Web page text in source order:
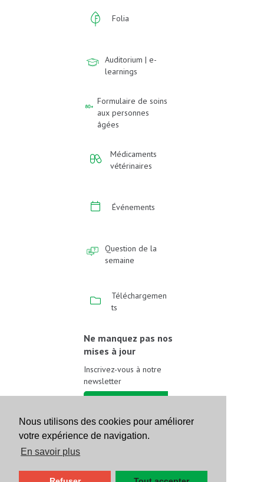
Nous utilisons des cookies pour améliorer
votre expérience de navigation.
En savoir plus
Folia
Auditorium | e-
learnings
Formulaire de soins
aux personnes
âgées
Médicaments
vétérinaires
Événements
Question de la
semaine
Téléchargemen
ts
Ne manquez pas nos
mises à jour
Inscrivez-vous à notre
newsletter
Suivez-nous sur les